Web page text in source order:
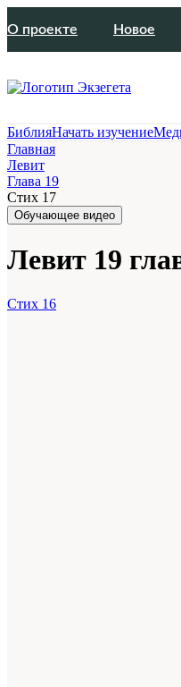
О проекте Новое
БиблияНачать изучение
Главная
Левит
Глава 19
Стих 17
Обучающее видео
Левит 19
Стих 16